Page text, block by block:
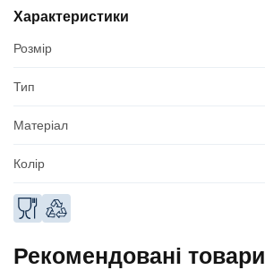
Характеристики
Розмір
Тип
Матеріал
Колір
Рекомендовані товари